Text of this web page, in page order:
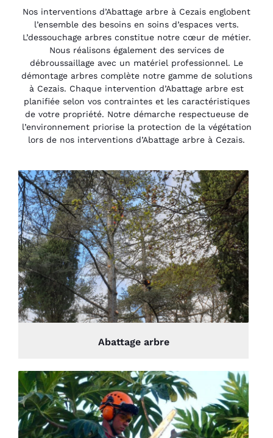
Nos interventions d’Abattage arbre à Cezais englobent
l’ensemble des besoins en soins d’espaces verts.
L’dessouchage arbres constitue notre cœur de métier.
Nous réalisons également des services de
débroussaillage avec un matériel professionnel. Le
démontage arbres complète notre gamme de solutions
à Cezais. Chaque intervention d’Abattage arbre est
planifiée selon vos contraintes et les caractéristiques
de votre propriété. Notre démarche respectueuse de
l’environnement priorise la protection de la végétation
lors de nos interventions d’Abattage arbre à Cezais.
Abattage arbre